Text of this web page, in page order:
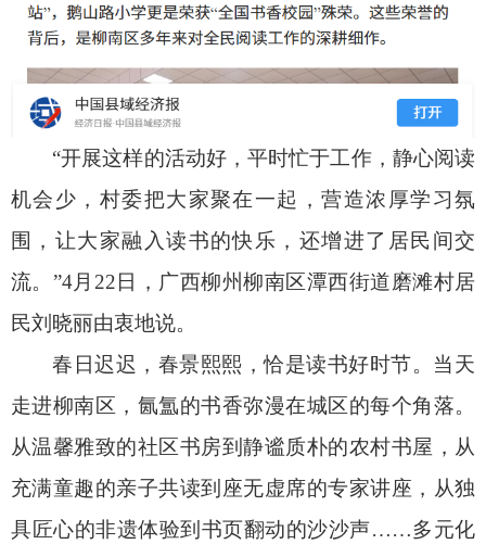
“开展这样的活动好，平时忙于工作，静心阅读
机会少，村委把大家聚在一起，营造浓厚学习氛
围，让大家融入读书的快乐，还增进了居民间交
流。”4月22日，广西柳州柳南区潭西街道磨滩村居
民刘晓丽由衷地说。
春日迟迟，春景熙熙，恰是读书好时节。当天
走进柳南区，氤氲的书香弥漫在城区的每个角落。
从温馨雅致的社区书房到静谧质朴的农村书屋，从
充满童趣的亲子共读到座无虚席的专家讲座，从独
具匠心的非遗体验到书页翻动的沙沙声……多元化